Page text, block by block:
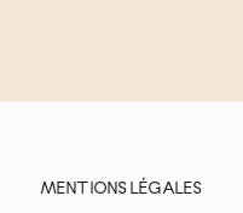
MENTIONS LÉGALES